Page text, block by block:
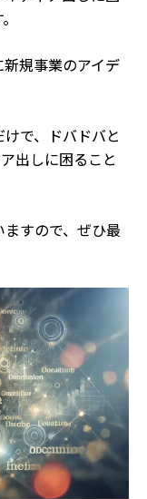
規事業のアイデ
で、ドバドバと
出しに困ること
すので、ぜひ最